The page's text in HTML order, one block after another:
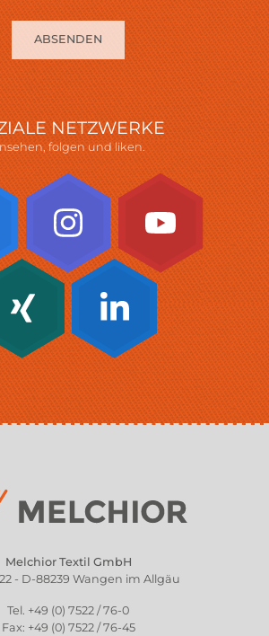
ABSENDEN
NETZWERKE
folgen und liken.
Melchior Textil GmbH
- D-88239 Wangen im Allgäu
Tel. +49 (0) 7522 / 76-0
Fax: +49 (0) 7522 / 76-45